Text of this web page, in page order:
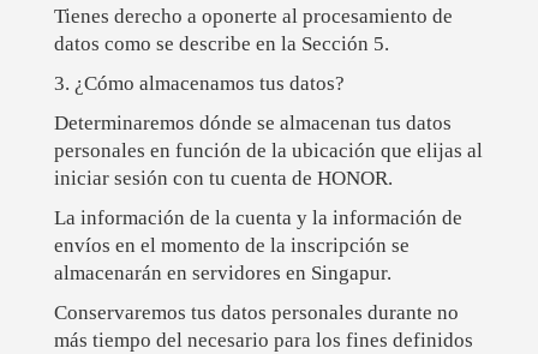
Tienes derecho a oponerte al procesamiento de
datos como se describe en la Sección 5.
3. ¿Cómo almacenamos tus datos?
Determinaremos dónde se almacenan tus datos
personales en función de la ubicación que elijas al
iniciar sesión con tu cuenta de HONOR.
La información de la cuenta y la información de
envíos en el momento de la inscripción se
almacenarán en servidores en Singapur.
Conservaremos tus datos personales durante no
más tiempo del necesario para los fines definidos